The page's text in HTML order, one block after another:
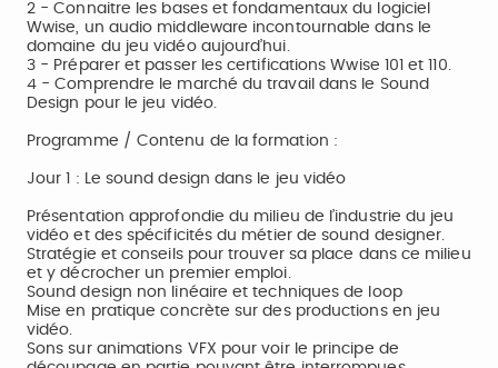
2 - Connaitre les bases et fondamentaux du logiciel
Wwise, un audio middleware incontournable dans le
domaine du jeu vidéo aujourd’hui.
3 - Préparer et passer les certifications Wwise 101 et 110.
4 - Comprendre le marché du travail dans le Sound
Design pour le jeu vidéo.
Programme / Contenu de la formation :
Jour 1 : Le sound design dans le jeu vidéo
Présentation approfondie du milieu de l’industrie du jeu
vidéo et des spécificités du métier de sound designer.
Stratégie et conseils pour trouver sa place dans ce milieu
et y décrocher un premier emploi.
Sound design non linéaire et techniques de loop
Mise en pratique concrète sur des productions en jeu
vidéo.
Sons sur animations VFX pour voir le principe de